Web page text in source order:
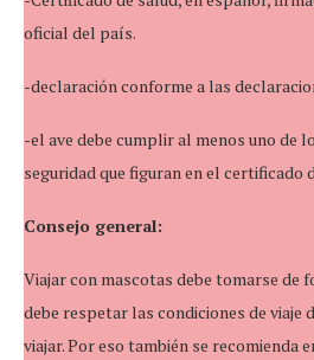
oficial del país.
-declaración conforme a las
-el ave debe cumplir al menos uno de
seguridad que figuran en el certificado
Consejo general:
Viajar con mascotas debe tomarse de
debe respetar las condiciones de viaje
viajar. Por eso también se recomienda